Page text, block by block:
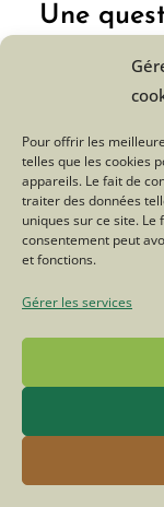
Pour offrir les
telles que les cookies
appareils. Le fait de
traiter des données
uniques sur ce site.
consentement peut
et fonctions.
Gérer les services
Une